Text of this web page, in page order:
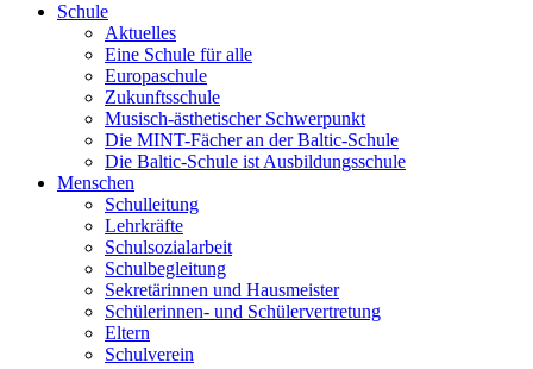
Schule
Aktuelles
Eine Schule für alle
Europaschule
Zukunftsschule
Musisch-ästhetischer Schwerpunkt
Die MINT-Fächer an der Baltic-Schule
Die Baltic-Schule ist Ausbildungsschule
Menschen
Schulleitung
Lehrkräfte
Schulsozialarbeit
Schulbegleitung
Sekretärinnen und Hausmeister
Schülerinnen- und Schülervertretung
Eltern
Schulverein